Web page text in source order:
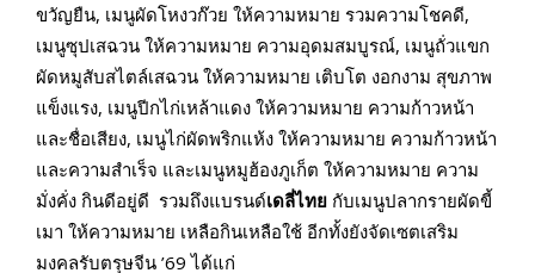
ขวัญยืน, เมนูผัดโหงวก๊วย ให้ความหมาย รวมความโชคดี,
เมนูซุปเสฉวน ให้ความหมาย ความอุดมสมบูรณ์, เมนูถั่วแขก
ผัดหมูสับสไตล์เสฉวน ให้ความหมาย เติบโต งอกงาม สุขภาพ
แข็งแรง, เมนูปีกไก่เหล้าแดง ให้ความหมาย ความก้าวหน้า
และชื่อเสียง, เมนูไก่ผัดพริกแห้ง ให้ความหมาย ความก้าวหน้า
และความสำเร็จ และเมนูหมูฮ้องภูเก็ต ให้ความหมาย ความ
มั่งคั่ง กินดีอยู่ดี รวมถึงแบรนด์เดลี่ไทย กับเมนูปลากรายผัดขี้
เมา ให้ความหมาย เหลือกินเหลือใช้ อีกทั้งยังจัดเซตเสริม
มงคลรับตรุษจีน ’69 ได้แก่